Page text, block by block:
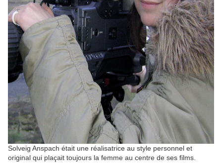
Solveig Anspach était une réalisatrice au style personnel et
original qui plaçait toujours la femme au centre de ses films.